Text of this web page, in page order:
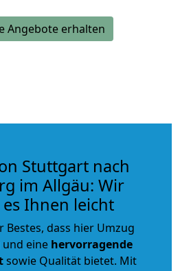
Angebote erhalten
Stuttgart nach
im Allgäu: Wir
Ihnen leicht
Bestes, dass hier Umzug
und eine hervorragende
sowie Qualität bietet. Mit